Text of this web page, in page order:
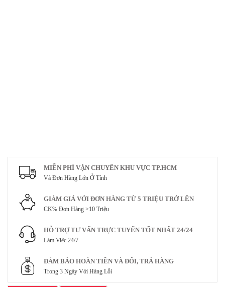
MIỄN PHÍ VẬN CHUYỂN KHU VỰC TP.HCM
Và Đơn Hàng Lớn Ở Tỉnh
GIẢM GIÁ VỚI ĐƠN HÀNG TỪ 5 TRIỆU TRỞ LÊN
CK% Đơn Hàng >10 Triệu
HỖ TRỢ TƯ VẤN TRỰC TUYẾN TỐT NHẤT 24/24
Làm Việc 24/7
ĐẢM BẢO HOÀN TIỀN VÀ ĐỔI, TRẢ HÀNG
Trong 3 Ngày Với Hàng Lỗi